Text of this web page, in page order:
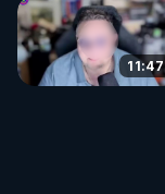
11:47